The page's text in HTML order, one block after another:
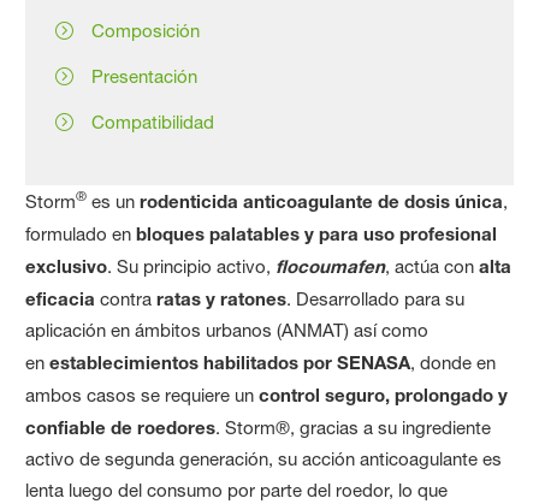
Composición
Presentación
Compatibilidad
Storm® es unrodenticida anticoagulante de dosis única,
formulado enbloques palatables y para uso profesional
exclusivo. Su principio activo, flocoumafen, actúa conalta
eficacia contraratas y ratones. Desarrollado para su
aplicación en ámbitos urbanos (ANMAT) así como
enestablecimientos habilitados por SENASA, donde en
ambos casos se requiere uncontrol seguro, prolongado y
confiable de roedores. Storm®, gracias a su ingrediente
activo de segunda generación, su acción anticoagulante es
lenta luego del consumo por parte del roedor, lo que